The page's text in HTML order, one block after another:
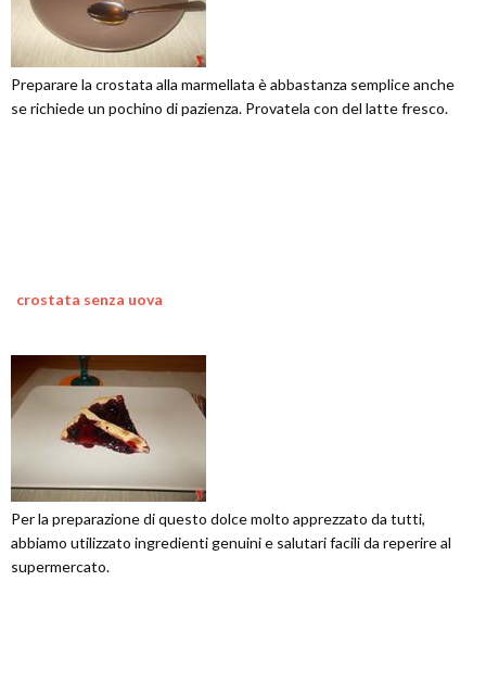
Preparare la crostata alla marmellata è abbastanza semplice anche
se richiede un pochino di pazienza. Provatela con del latte fresco.
crostata senza uova
Per la preparazione di questo dolce molto apprezzato da tutti,
abbiamo utilizzato ingredienti genuini e salutari facili da reperire al
supermercato.